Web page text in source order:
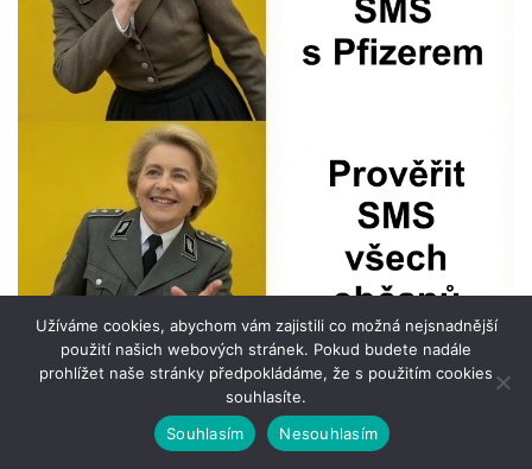
Užíváme cookies, abychom vám zajistili co možná nejsnadnější
použití našich webových stránek. Pokud budete nadále
prohlížet naše stránky předpokládáme, že s použitím cookies
souhlasíte.
Souhlasím
Nesouhlasím